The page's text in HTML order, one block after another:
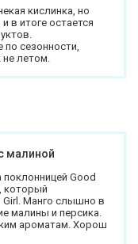
кислинка, но
в итоге остается
сезонности,
не летом.
малиной
Good
который
Girl. Манго слышно в
малины и персика.
ароматам. Хорош